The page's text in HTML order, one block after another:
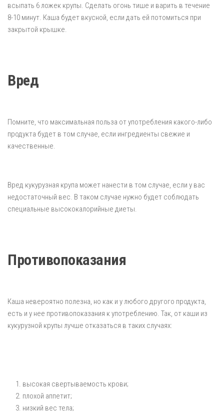
всыпать 6 ложек крупы. Сделать огонь тише и варить в течение
8-10 минут. Каша будет вкусной, если дать ей потомиться при
закрытой крышке.
Вред
Помните, что максимальная польза от употребления какого-либо
продукта будет в том случае, если ингредиенты свежие и
качественные.
Вред кукурузная крупа может нанести в том случае, если у вас
недостаточный вес. В таком случае нужно будет соблюдать
специальные высококалорийные диеты.
Противопоказания
Каша невероятно полезна, но как и у любого другого продукта,
есть и у нее противопоказания к употреблению. Так, от каши из
кукурузной крупы лучше отказаться в таких случаях:
высокая свертываемость крови;
плохой аппетит;
низкий вес тела;